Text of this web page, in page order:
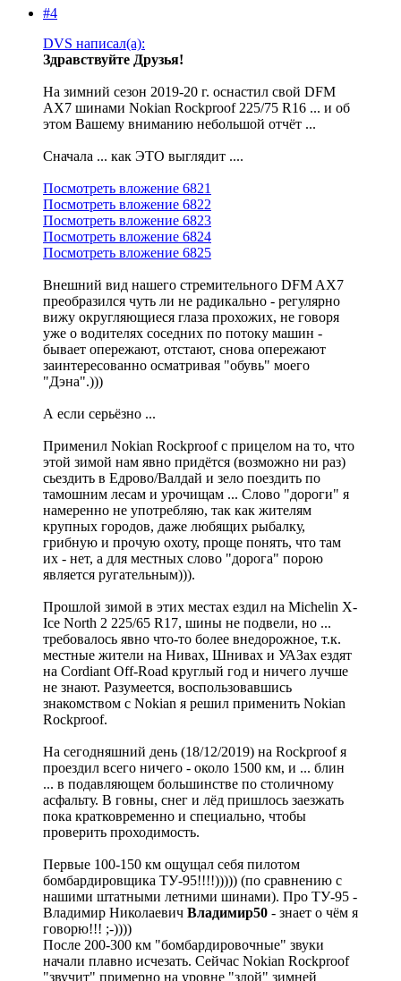
#4
DVS написал(а):
Здравствуйте Друзья!
На зимний сезон 2019-20 г. оснастил свой DFM
AX7 шинами Nokian Rockproof 225/75 R16 ... и об
этом Вашему вниманию небольшой отчёт ...
Сначала ... как ЭТО выглядит ....
Посмотреть вложение 6821
Посмотреть вложение 6822
Посмотреть вложение 6823
Посмотреть вложение 6824
Посмотреть вложение 6825
Внешний вид нашего стремительного DFM AX7
преобразился чуть ли не радикально - регулярно
вижу округляющиеся глаза прохожих, не говоря
уже о водителях соседних по потоку машин -
бывает опережают, отстают, снова опережают
заинтересованно осматривая "обувь" моего
"Дэна".)))
А если серьёзно ...
Применил Nokian Rockproof с прицелом на то, что
этой зимой нам явно придётся (возможно ни раз)
сьездить в Едрово/Валдай и зело поездить по
тамошним лесам и урочищам ... Слово "дороги" я
намеренно не употребляю, так как жителям
крупных городов, даже любящих рыбалку,
грибную и прочую охоту, проще понять, что там
их - нет, а для местных слово "дорога" порою
является ругательным))).
Прошлой зимой в этих местах ездил на Michelin X-
Ice North 2 225/65 R17, шины не подвели, но ...
требовалось явно что-то более внедорожное, т.к.
местные жители на Нивах, Шнивах и УАЗах ездят
на Cordiant Off-Road круглый год и ничего лучше
не знают. Разумеется, воспользовавшись
знакомством с Nokian я решил применить Nokian
Rockproof.
На сегодняшний день (18/12/2019) на Rockproof я
проездил всего ничего - около 1500 км, и ... блин
... в подавляющем большинстве по столичному
асфальту. В говны, снег и лёд пришлось заезжать
пока кратковременно и специально, чтобы
проверить проходимость.
Первые 100-150 км ощущал себя пилотом
бомбардировщика ТУ-95!!!!))))) (по сравнению с
нашими штатными летними шинами). Про ТУ-95 -
Владимир Николаевич Владимир50 - знает о чём я
говорю!!! ;-))))
После 200-300 км "бомбардировочные" звуки
начали плавно исчезать. Сейчас Nokian Rockproof
"звучит" примерно на уровне "злой" зимней